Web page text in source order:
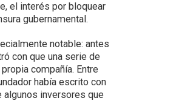
el interés por bloquear
gubernamental.
notable: antes
con que una serie de
compañía. Entre
había escrito con
algunos inversores que